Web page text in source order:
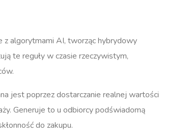
z algorytmami AI, tworząc hybrydowy
te reguły w czasie rzeczywistym,
jest poprzez dostarczanie realnej wartości
Generuje to u odbiorcy podświadomą
do zakupu.